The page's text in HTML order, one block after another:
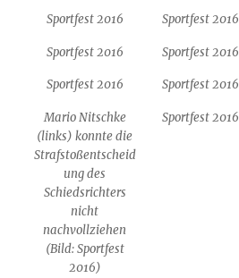
Sportfest 2016 Sportfest 2016
Sportfest 2016 Sportfest 2016
Sportfest 2016 Sportfest 2016
Mario Nitschke
(links) konnte die
Strafstoßentscheid
ung des
Schiedsrichters
nicht
nachvollziehen
(Bild: Sportfest
2016)
Sportfest 2016